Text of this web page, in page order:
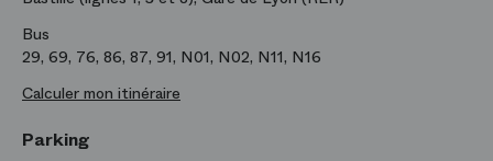
Bus
29, 69, 76, 86, 87, 91, N01, N02, N11, N16
Calculer mon itinéraire
Parking